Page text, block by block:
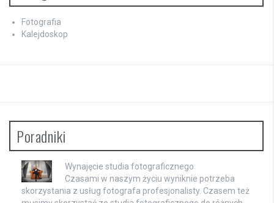
Fotografia
Kalejdoskop
Poradniki
Wynajęcie studia fotograficznego
Czasami w naszym życiu wyniknie potrzeba
skorzystania z usług fotografa profesjonalisty. Czasem też